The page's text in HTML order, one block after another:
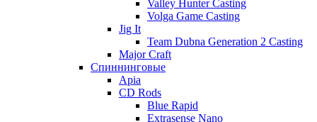
Valley Hunter Casting
Volga Game Casting
Jig It
Team Dubna Generation 2 Casting
Major Craft
Спиннинговые
Apia
CD Rods
Blue Rapid
Extrasense Nano